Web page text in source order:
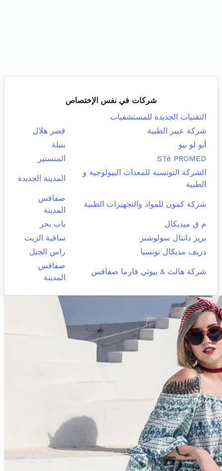
شركات في نفس الإختصاص
التقنيات الجديدة للمستشفيات
شركة عبير الطبية
قصر هلال
أبو لو بيو
بنبلة
STé PROMED
المنستير
الشركة التونسية للمعدات البيولوجية و
الطبية
المدينة الجديدة
شركة كمون للمواد والتجهيزات الطبية
صفاقس
المدينة
م ق ميديكال
باب بحر
بريز دانتال سولوشنز
ساقية الزيت
دريف مديكال تونسيا
راس الجبل
شركة هالث & بيوتي فارما صفاقس
صفاقس
المدينة